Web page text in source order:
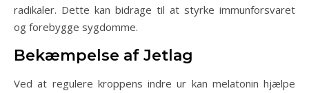
radikaler. Dette kan bidrage til at styrke immunforsvaret
og forebygge sygdomme.
Bekæmpelse af Jetlag
Ved at regulere kroppens indre ur kan melatonin hjælpe